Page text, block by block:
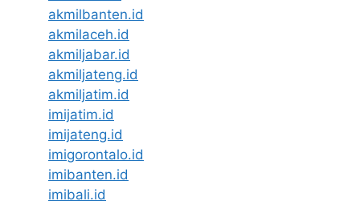
akmilbanten.id
akmilaceh.id
akmiljabar.id
akmiljateng.id
akmiljatim.id
imijatim.id
imijateng.id
imigorontalo.id
imibanten.id
imibali.id